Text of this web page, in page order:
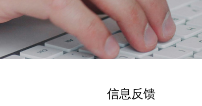
信息反馈